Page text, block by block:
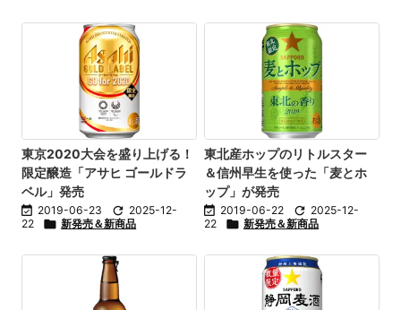
東京2020大会を盛り上げる！
限定醸造「アサヒ ゴールドラ
ベル」発売
 2019-06-23  2025-12-
22
 新発売＆新商品
東北産ホップのリトルスター
＆信州早生を使った「麦とホ
ップ」が発売
 2019-06-22  2025-12-
22
 新発売＆新商品